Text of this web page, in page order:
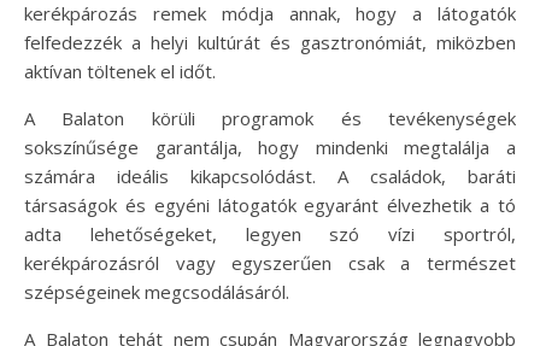
kerékpározás remek módja annak, hogy a látogatók
felfedezzék a helyi kultúrát és gasztronómiát, miközben
aktívan töltenek el időt.
A Balaton körüli programok és tevékenységek
sokszínűsége garantálja, hogy mindenki megtalálja a
számára ideális kikapcsolódást. A családok, baráti
társaságok és egyéni látogatók egyaránt élvezhetik a tó
adta lehetőségeket, legyen szó vízi sportról,
kerékpározásról vagy egyszerűen csak a természet
szépségeinek megcsodálásáról.
A Balaton tehát nem csupán Magyarország legnagyobb